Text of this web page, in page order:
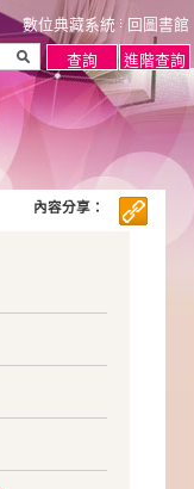
數位典藏系統 回圖書館
內容分享：